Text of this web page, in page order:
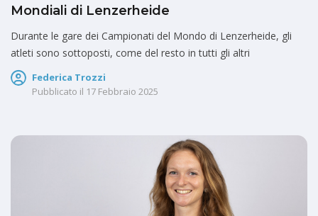
Mondiali di Lenzerheide
Durante le gare dei Campionati del Mondo di Lenzerheide, gli
atleti sono sottoposti, come del resto in tutti gli altri
Federica Trozzi
Pubblicato il 17 Febbraio 2025